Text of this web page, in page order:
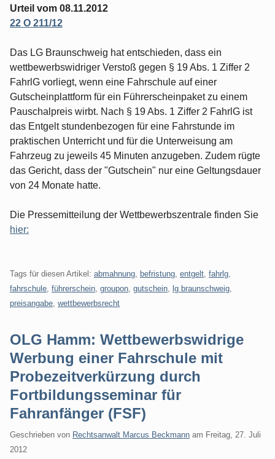
Urteil vom 08.11.2012
22 O 211/12
Das LG Braunschweig hat entschieden, dass ein
wettbewerbswidriger Verstoß gegen § 19 Abs. 1 Ziffer 2
FahrlG vorliegt, wenn eine Fahrschule auf einer
Gutscheinplattform für ein Führerscheinpaket zu einem
Pauschalpreis wirbt. Nach § 19 Abs. 1 Ziffer 2 FahrlG ist
das Entgelt stundenbezogen für eine Fahrstunde im
praktischen Unterricht und für die Unterweisung am
Fahrzeug zu jeweils 45 Minuten anzugeben. Zudem rügte
das Gericht, dass der "Gutschein" nur eine Geltungsdauer
von 24 Monate hatte.
Die Pressemitteilung der Wettbewerbszentrale finden Sie
hier:
Tags für diesen Artikel: abmahnung befristung entgelt fahrlg
fahrschule führerschein groupon gutschein lg braunschweig
preisangabe wettbewerbsrecht
OLG Hamm: Wettbewerbswidrige
Werbung einer Fahrschule mit
Probezeitverkürzung durch
Fortbildungsseminar für
Fahranfänger (FSF)
Geschrieben von Rechtsanwalt Marcus Beckmann am Freitag, 27. Juli
2012